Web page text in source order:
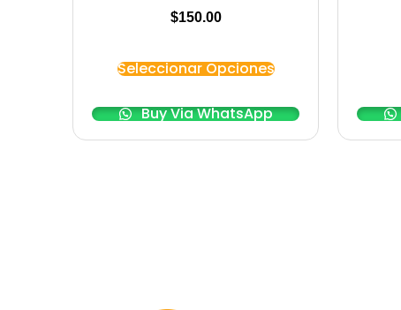
$150.00
Seleccionar Opciones
Buy Via WhatsApp